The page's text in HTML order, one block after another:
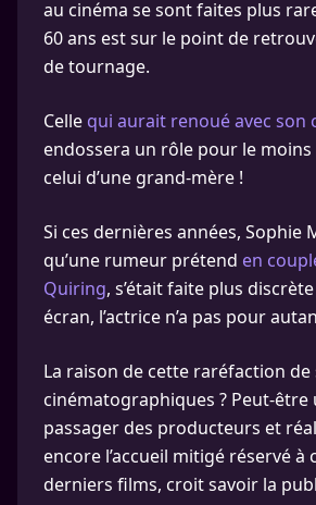
au cinéma se sont faites plus
60 ans est sur le point de
de tournage.
Celle qui aurait renoué avec son
endossera un rôle pour le
celui d’une grand-mère !
Si ces dernières années, Sophie
qu’une rumeur prétend en
Quiring, s’était faite plus
écran, l’actrice n’a pas pour
La raison de cette raréfaction
cinématographiques ? Peut-
passager des producteurs et
encore l’accueil mitigé réservé à
derniers films, croit savoir la